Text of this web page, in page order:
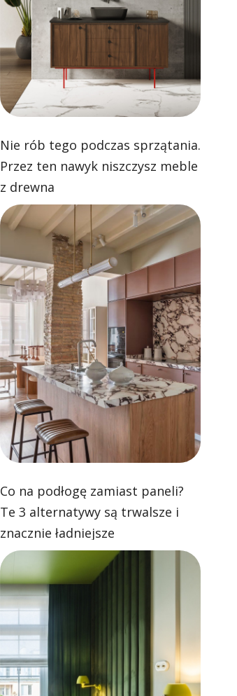
Nie rób tego podczas sprzątania.
Przez ten nawyk niszczysz meble
z drewna
Co na podłogę zamiast paneli?
Te 3 alternatywy są trwalsze i
znacznie ładniejsze